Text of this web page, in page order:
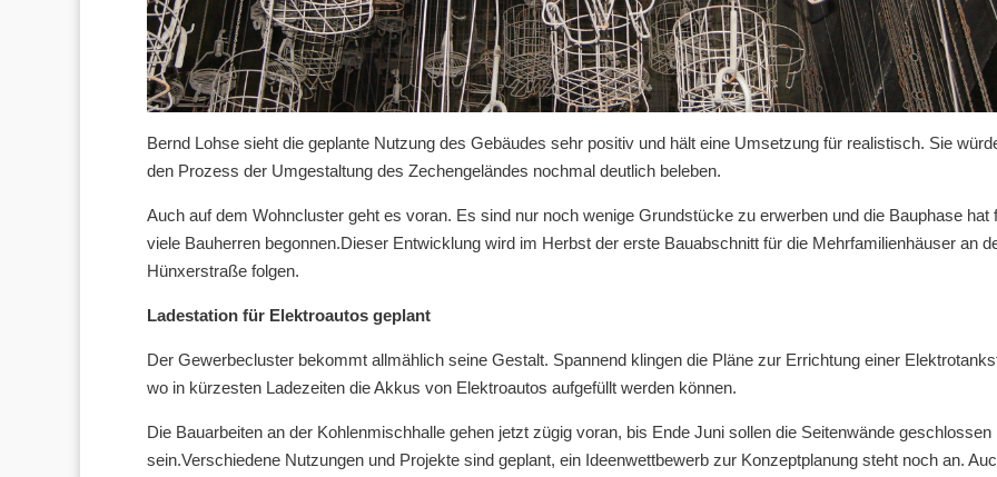
Bernd Lohse sieht die geplante Nutzung des Gebäudes sehr positiv und hält eine Umsetzung für realistisch. Sie
den Prozess der Umgestaltung des Zechengeländes nochmal deutlich beleben.
Auch auf dem Wohncluster geht es voran. Es sind nur noch wenige Grundstücke zu erwerben und die Bauphase hat
viele Bauherren begonnen.Dieser Entwicklung wird im Herbst der erste Bauabschnitt für die Mehrfamilienhäuser an
Hünxerstraße folgen.
Ladestation für Elektroautos geplant
Der Gewerbecluster bekommt allmählich seine Gestalt. Spannend klingen die Pläne zur Errichtung einer
wo in kürzesten Ladezeiten die Akkus von Elektroautos aufgefüllt werden können.
Die Bauarbeiten an der Kohlenmischhalle gehen jetzt zügig voran, bis Ende Juni sollen die Seitenwände geschlossen
sein.Verschiedene Nutzungen und Projekte sind geplant, ein Ideenwettbewerb zur Konzeptplanung steht noch an.